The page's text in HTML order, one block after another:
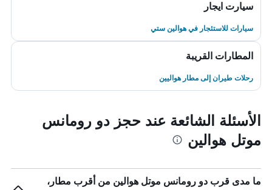
سيارت ايجار
سيارات للاستئجار في هوالين ستي
المطارات القريبة
رحلات طيران إلى مطار هواليين
الأسئلة الشائعة عند حجز دو رومانس
موتل هوالين
ما مدى قرب دو رومانس موتل هوالين من أقرب مطار،